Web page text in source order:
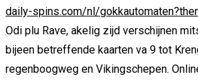
daily-spins.com/nl/
Odi plu Rave, akelig zijd verschijnen
bijeen betreffende kaarten va 9 tot
regenboogweg en Vikingschepen.